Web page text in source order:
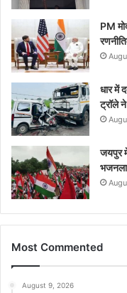
PM
धार में
ट्रॉले
जयपुर
Most Commented
August 9, 2026